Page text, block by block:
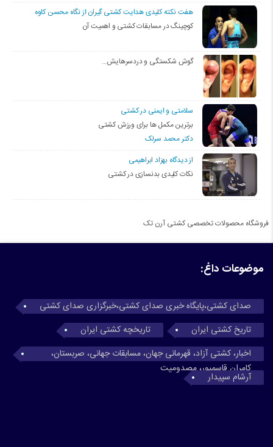
هفت نکته کلیدی هدایت کشتی گیران از نگاه محسن کاوه
کوچینگ در مسابقات کشتی و اهمیت آن
گوش شکستگی و دردسرهایش…
سلامتی و ایمنی در کشتی
برترین مکمل ها برای ورزش کشتی
دکتر محمد سرلک
از دیدگاه بهزاد ابراهیمی
نکات کلیدی بدنسازی در کشتی
فروشگاه محصولات تخصصی کشتی آرن تک
موضوعات داغ:
صدای کشتی،پایگاه خبری صدای کشتی،خبرگزاری صدای کشتی
تاریخ کشتی ایران
تاریخچه کشتی ایران
اخبار، کشتی آزاد، قهرمانی جهان، مسابقات جهانی، صربستان،
کامران قاسمپور، مصدومیت
آرشام سپیدار